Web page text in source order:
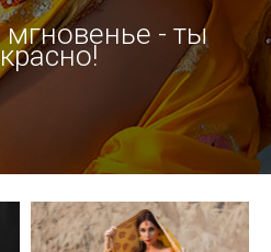
мгновенье - ты